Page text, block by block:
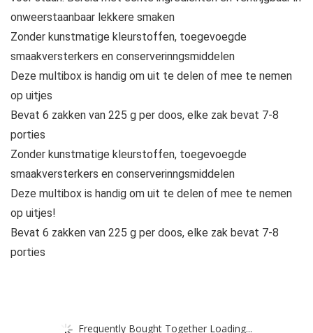
onweerstaanbaar lekkere smaken
Zonder kunstmatige kleurstoffen, toegevoegde
smaakversterkers en conserverinngsmiddelen
Deze multibox is handig om uit te delen of mee te nemen
op uitjes
Bevat 6 zakken van 225 g per doos, elke zak bevat 7-8
porties
Zonder kunstmatige kleurstoffen, toegevoegde
smaakversterkers en conserverinngsmiddelen
Deze multibox is handig om uit te delen of mee te nemen
op uitjes!
Bevat 6 zakken van 225 g per doos, elke zak bevat 7-8
porties
Frequently Bought Together Loading...